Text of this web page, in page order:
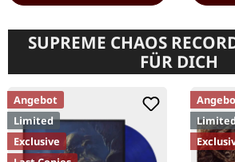
SUPREME CHAOS
FÜR DICH
Angebot
Limited
Exclusive